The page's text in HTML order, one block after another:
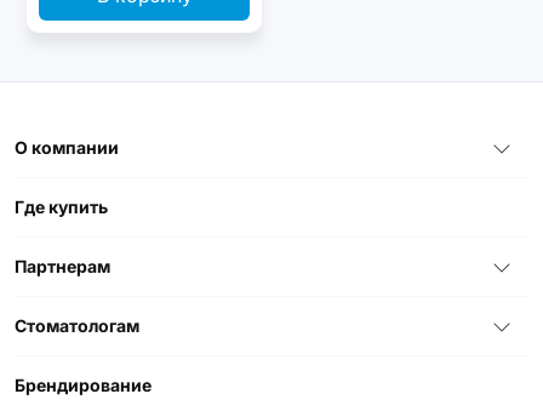
О компании
Где купить
Партнерам
Стоматологам
Брендирование